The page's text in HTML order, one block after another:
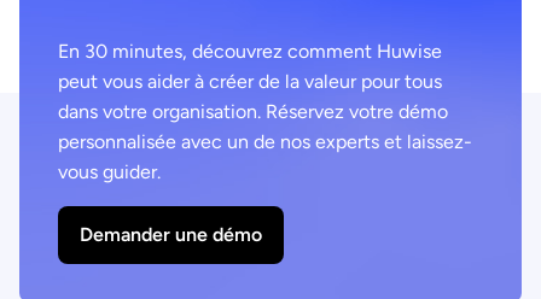
En 30 minutes, découvrez comment Huwise
peut vous aider à créer de la valeur pour tous
dans votre organisation. Réservez votre démo
personnalisée avec un de nos experts et laissez-
vous guider.
Demander une démo